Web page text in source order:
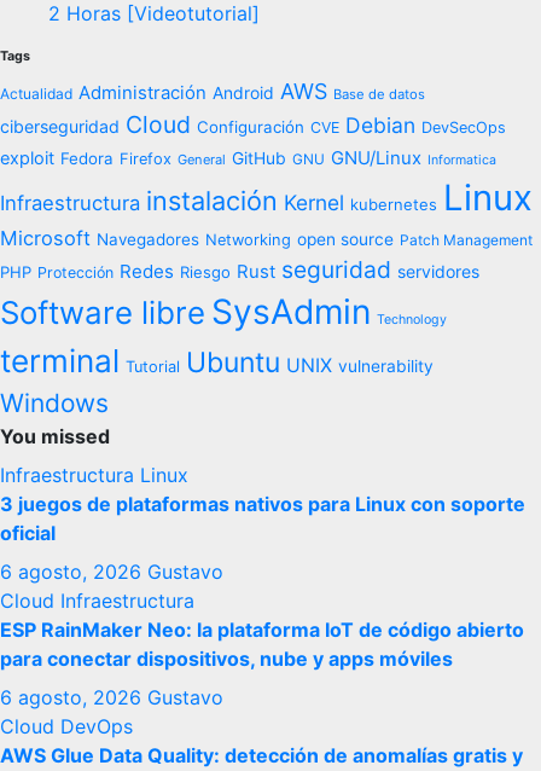
2 Horas [Videotutorial]
Tags
Actualidad Administración Android AWS Base de datos
ciberseguridad Cloud Configuración CVE Debian DevSecOps
exploit Fedora Firefox General GitHub GNU GNU/Linux Informatica
Infraestructura instalación Kernel kubernetes Linux
Microsoft Navegadores Networking open source Patch Management
PHP Protección Redes Riesgo Rust seguridad servidores
Software libre SysAdmin Technology
terminal Tutorial Ubuntu UNIX vulnerability
Windows
You missed
Infraestructura Linux
3 juegos de plataformas nativos para Linux con soporte
oficial
6 agosto, 2026 Gustavo
Cloud Infraestructura
ESP RainMaker Neo: la plataforma IoT de código abierto
para conectar dispositivos, nube y apps móviles
6 agosto, 2026 Gustavo
Cloud DevOps
AWS Glue Data Quality: detección de anomalías gratis y